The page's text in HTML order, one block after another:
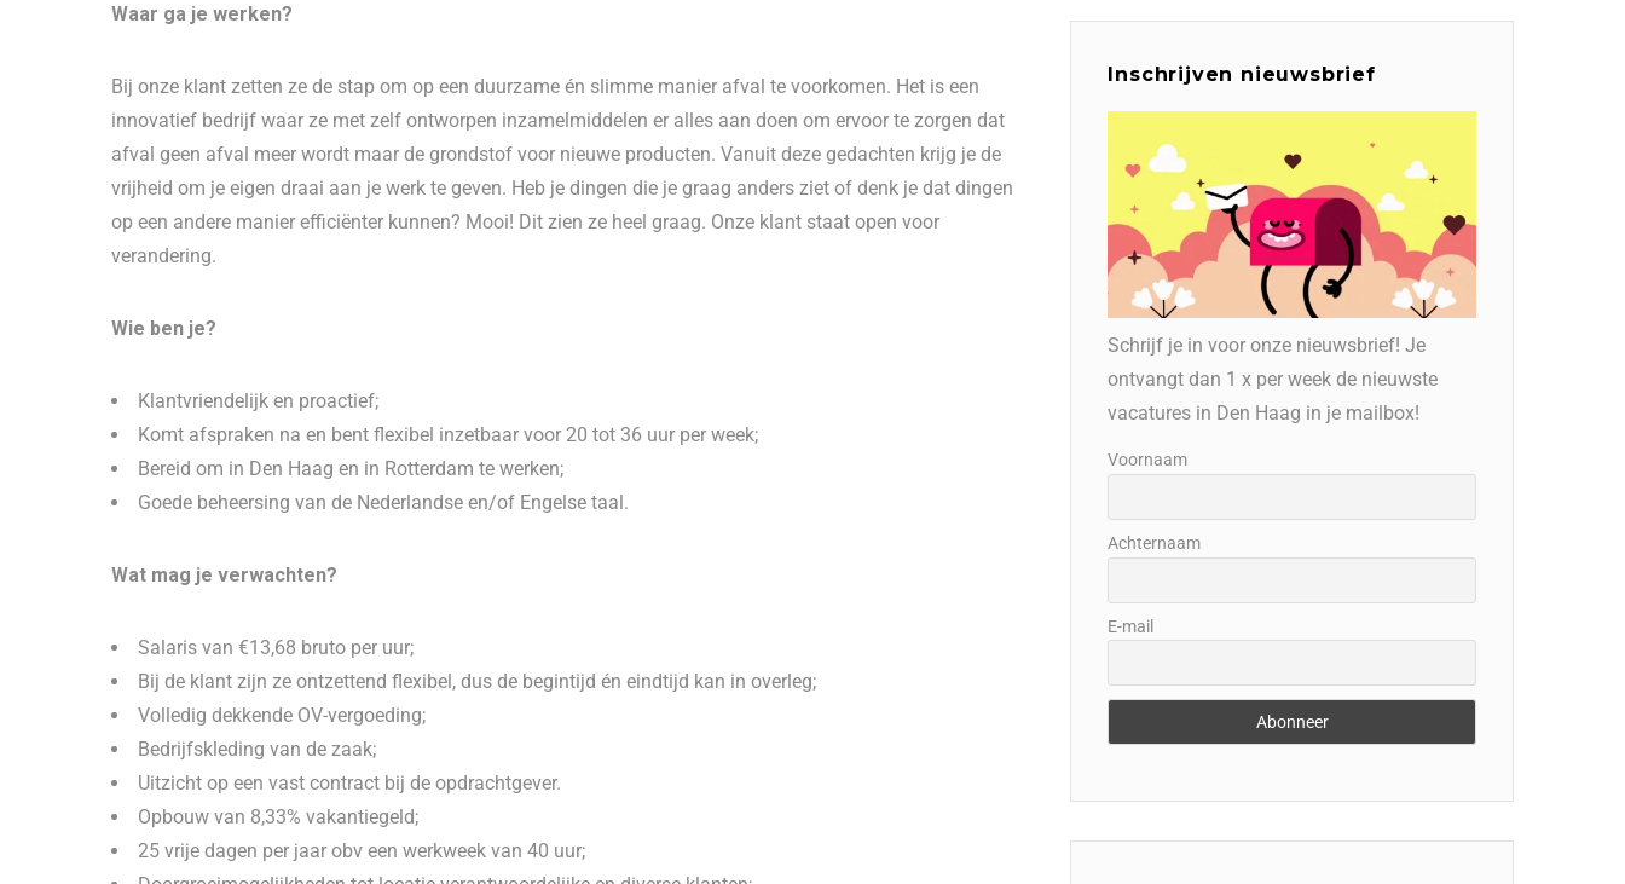
Waar ga je werken?
Bij onze klant zetten ze de stap om op een duurzame én slimme manier afval te voorkomen. Het is een
innovatief bedrijf waar ze met zelf ontworpen inzamelmiddelen er alles aan doen om ervoor te zorgen dat
afval geen afval meer wordt maar de grondstof voor nieuwe producten. Vanuit deze gedachten krijg je de
vrijheid om je eigen draai aan je werk te geven. Heb je dingen die je graag anders ziet of denk je dat dingen
op een andere manier efficiënter kunnen? Mooi! Dit zien ze heel graag. Onze klant staat open voor
verandering.
Wie ben je?
Klantvriendelijk en proactief;
Komt afspraken na en bent flexibel inzetbaar voor 20 tot 36 uur per week;
Bereid om in Den Haag en in Rotterdam te werken;
Goede beheersing van de Nederlandse en/of Engelse taal.
Wat mag je verwachten?
Salaris van €13,68 bruto per uur;
Bij de klant zijn ze ontzettend flexibel, dus de begintijd én eindtijd kan in overleg;
Volledig dekkende OV-vergoeding;
Bedrijfskleding van de zaak;
Uitzicht op een vast contract bij de opdrachtgever.
Opbouw van 8,33% vakantiegeld;
25 vrije dagen per jaar obv een werkweek van 40 uur;
Inschrijven nieuwsbrief
Schrijf je in voor onze nieuwsbrief! Je
ontvangt dan 1 x per week de nieuwste
vacatures in Den Haag in je mailbox!
Voornaam
Achternaam
E-mail